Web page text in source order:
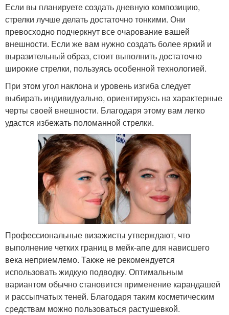
Если вы планируете создать дневную композицию,
стрелки лучше делать достаточно тонкими. Они
превосходно подчеркнут все очарование вашей
внешности. Если же вам нужно создать более яркий и
выразительный образ, стоит выполнить достаточно
широкие стрелки, пользуясь особенной технологией.
При этом угол наклона и уровень изгиба следует
выбирать индивидуально, ориентируясь на характерные
черты своей внешности. Благодаря этому вам легко
удастся избежать поломанной стрелки.
Профессиональные визажисты утверждают, что
выполнение четких границ в мейк-апе для нависшего
века неприемлемо. Также не рекомендуется
использовать жидкую подводку. Оптимальным
вариантом обычно становится применение карандашей
и рассыпчатых теней. Благодаря таким косметическим
средствам можно пользоваться растушевкой.